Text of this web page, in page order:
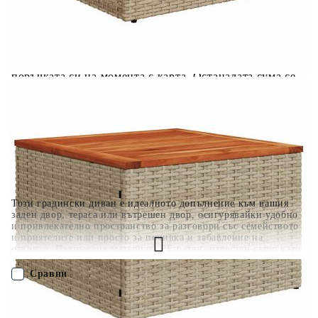
Този градински диван е идеалното допълнение към вашия
заден двор, тераса или вътрешен двор, осигурявайки удобно
и привлекателно пространство за разговори със семейството
и приятелите или просто за почивка и забавление на
открито. Издръжлив материал: PE ратан, известен също като
полиратан, е здрав синтетичен материал с малко необходима
поддръжка, който прилича на естествен ратан. Той е лек,
лесен за почистване и често се използва за външни мебели
поради своята издръжливост и устойчивост на атмосферни
влияния.Функция за съхранение с водоустойчива чанта:
разполагате с три начина да я платите към тях:
Отложено до 30 дни от момента на изпращане на
поръчката си на момента с карта. Останалата сума се
разпределя в 6 равни месечни вноски с оскъпяване. За
покупки на стойност до 2000 лв. / €1022.61
ПОРЪЧАЙ БЕЗ РЕГИСТРАЦИЯ
Сравни